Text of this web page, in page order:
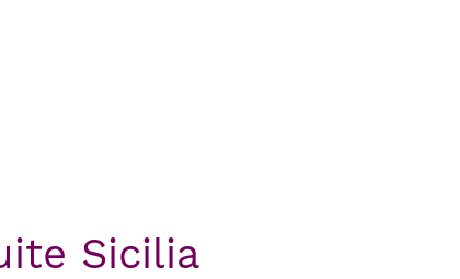
Sicilia